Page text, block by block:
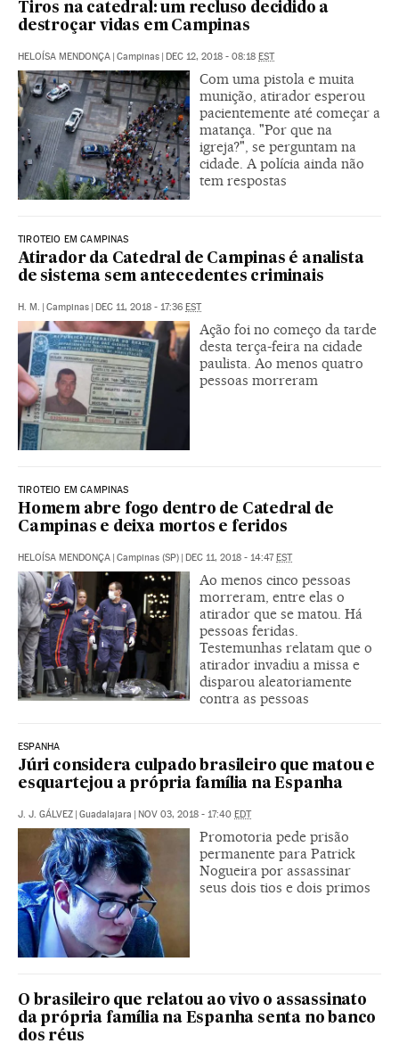
Tiros na catedral: um recluso decidido a
destroçar vidas em Campinas
HELOÍSA MENDONÇA | Campinas | DEC 12, 2018 - 08:18 EST
Com uma pistola e muita
munição, atirador esperou
pacientemente até começar a
matança. "Por que na
igreja?", se perguntam na
cidade. A polícia ainda não
tem respostas
TIROTEIO EM CAMPINAS
Atirador da Catedral de Campinas é analista
de sistema sem antecedentes criminais
H. M. | Campinas | DEC 11, 2018 - 17:36 EST
Ação foi no começo da tarde
desta terça-feira na cidade
paulista. Ao menos quatro
pessoas morreram
TIROTEIO EM CAMPINAS
Homem abre fogo dentro de Catedral de
Campinas e deixa mortos e feridos
HELOÍSA MENDONÇA | Campinas (SP) | DEC 11, 2018 - 14:47EST
Ao menos cinco pessoas
morreram, entre elas o
atirador que se matou. Há
pessoas feridas.
Testemunhas relatam que o
atirador invadiu a missa e
disparou aleatoriamente
contra as pessoas
ESPANHA
Júri considera culpado brasileiro que matou e
esquartejou a própria família na Espanha
J. J. GÁLVEZ | Guadalajara | NOV 03, 2018 - 17:40 EDT
Promotoria pede prisão
permanente para Patrick
Nogueira por assassinar
seus dois tios e dois primos
O brasileiro que relatou ao vivo o assassinato
da própria família na Espanha senta no banco
dos réus